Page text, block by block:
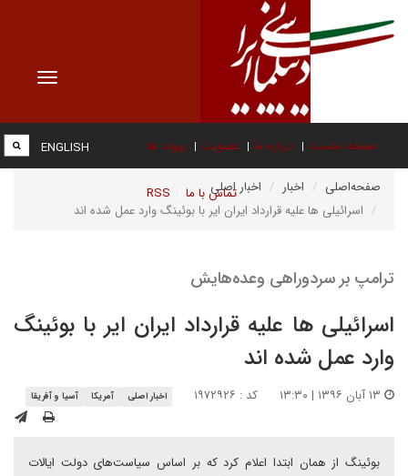
Toggle
صفحه نخست درباره ما عضویت پیوند ها
تماس با ما RSS
ENGLISH
صفحه‌اصلی اخبار
اخبار اصلی
اسرائیلی ها علیه قرارداد ایران ایر با بوئینگ وارد عمل شده اند
ترامپ بر سردوراهی وعده‌هایش
اسرائیلی ها علیه قرارداد ایران ایر با بوئینگ
وارد عمل شده اند
کد : ۱۹۷۲۹۲۶ اخبار اصلی آمریکا آسیا و آفریقا
بوئینگ از همان ابتدا اعلام کرد که بر اساس سیاست‌های دولت ایالات